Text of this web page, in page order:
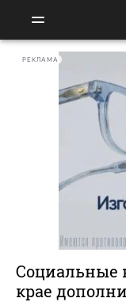
РЕКЛАМА
Социальные
крае